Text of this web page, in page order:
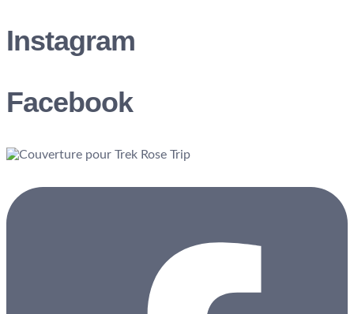
Instagram
Facebook